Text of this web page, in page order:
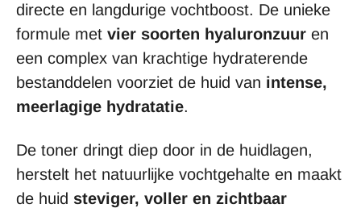
directe en langdurige vochtboost. De unieke
formule met vier soorten hyaluronzuur en
een complex van krachtige hydraterende
bestanddelen voorziet de huid van intense,
meerlagige hydratatie.
De toner dringt diep door in de huidlagen,
herstelt het natuurlijke vochtgehalte en maakt
de huid steviger, voller en zichtbaar